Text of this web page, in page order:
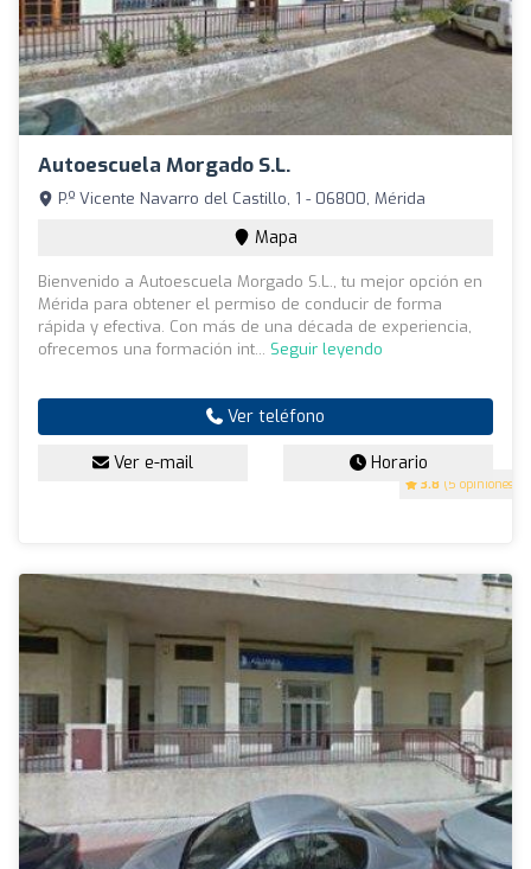
Autoescuela Morgado S.L.
3.8 (5 opiniones)
P.º Vicente Navarro del Castillo, 1 - 06800, Mérida
Mapa
Bienvenido a Autoescuela Morgado S.L., tu mejor opción en
Mérida para obtener el permiso de conducir de forma
rápida y efectiva. Con más de una década de experiencia,
ofrecemos una formación int... Seguir leyendo
Ver teléfono
Ver e-mail Horario